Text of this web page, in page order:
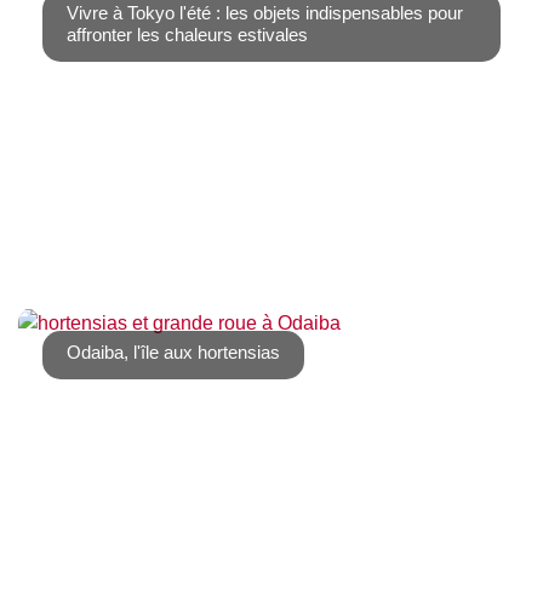
Vivre à Tokyo l'été : les objets indispensables pour
affronter les chaleurs estivales
renforcée par un taux [...]
Odaiba, l'île aux hortensias